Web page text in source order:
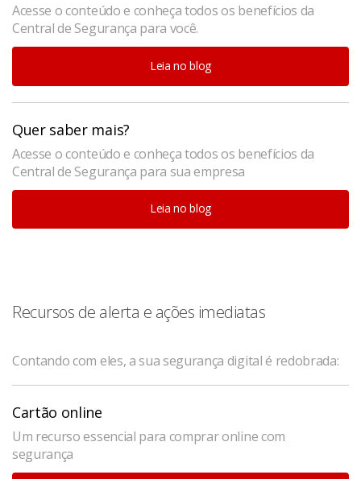
Acesse o conteúdo e conheça todos os benefícios da
Central de Segurança para você.
Leia no blog
Quer saber mais?
Acesse o conteúdo e conheça todos os benefícios da
Central de Segurança para sua empresa
Leia no blog
Recursos de alerta e ações imediatas
Contando com eles, a sua segurança digital é redobrada:
Cartão online
Um recurso essencial para comprar online com
segurança